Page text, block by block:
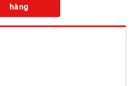
hàng